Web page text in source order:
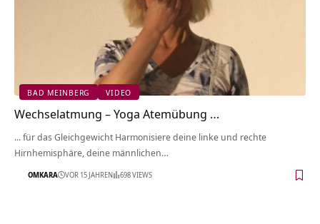
BAD MEINBERG VIDEO
Wechselatmung – Yoga Atemübung …
... für das Gleichgewicht Harmonisiere deine linke und rechte
Hirnhemisphäre, deine männlichen…
OMKARA VOR 15 JAHREN 698 VIEWS